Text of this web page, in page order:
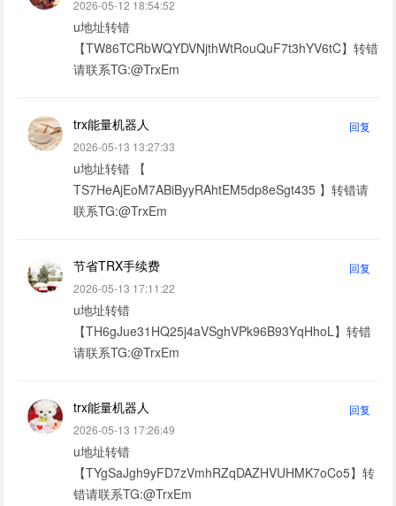
2026-05-12 18:54:52
u地址转错
【TW86TCRbWQYDVNjthWtRouQuF7t3hYV6tC】转错
请联系TG:@TrxEm
trx能量机器人
回复
2026-05-13 13:27:33
u地址转错 【
TS7HeAjEoM7ABiByyRAhtEM5dp8eSgt435 】转错请
联系TG:@TrxEm
节省TRX手续费
回复
2026-05-13 17:11:22
u地址转错
【TH6gJue31HQ25j4aVSghVPk96B93YqHhoL】转错
请联系TG:@TrxEm
trx能量机器人
回复
2026-05-13 17:26:49
u地址转错
【TYgSaJgh9yFD7zVmhRZqDAZHVUHMK7oCo5】转
错请联系TG:@TrxEm